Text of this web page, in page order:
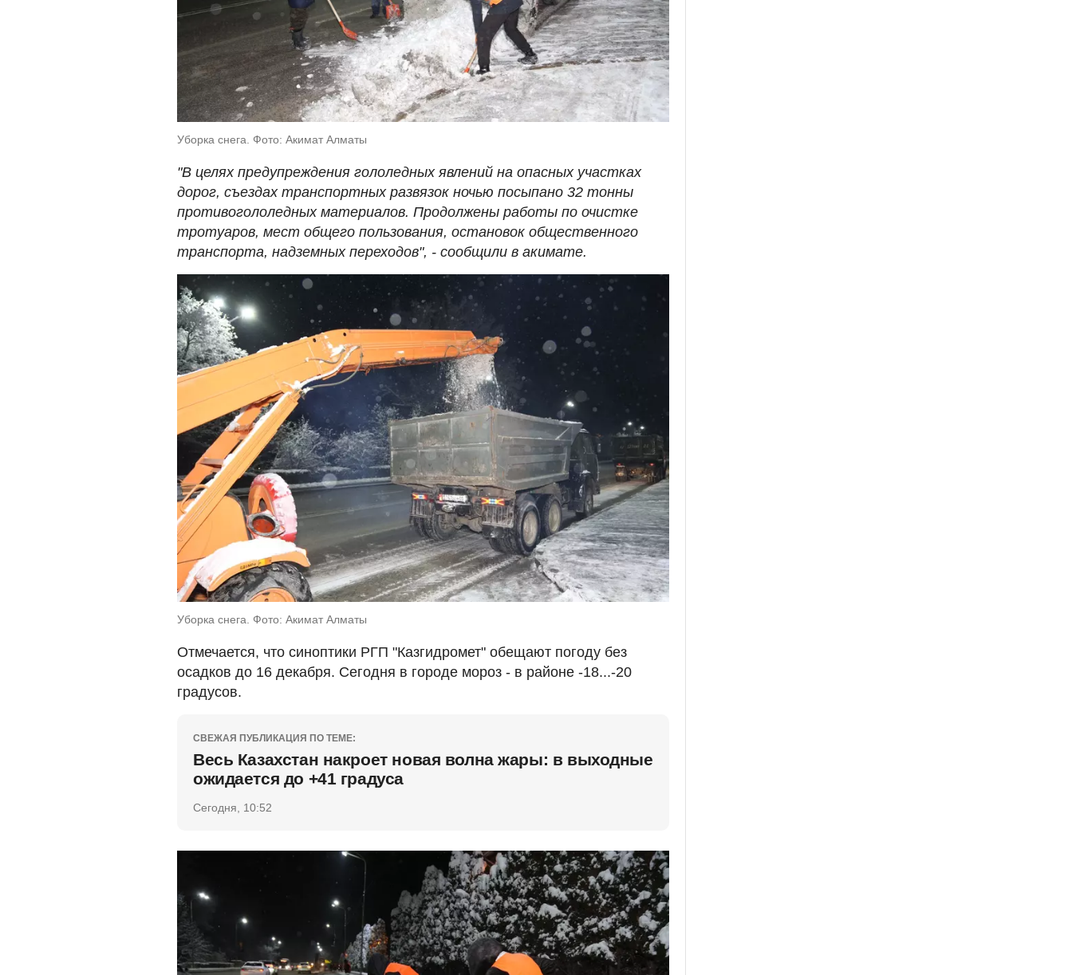
Уборка снега. Фото: Акимат Алматы
"В целях предупреждения гололедных явлений на опасных участках
дорог, съездах транспортных развязок ночью посыпано 32 тонны
противогололедных материалов. Продолжены работы по очистке
тротуаров, мест общего пользования, остановок общественного
транспорта, надземных переходов", - сообщили в акимате.
Уборка снега. Фото: Акимат Алматы
Отмечается, что синоптики РГП "Казгидромет" обещают погоду без
осадков до 16 декабря. Сегодня в городе мороз - в районе -18...-20
градусов.
СВЕЖАЯ ПУБЛИКАЦИЯ ПО ТЕМЕ:
Весь Казахстан накроет новая волна жары: в выходные
ожидается до +41 градуса
Сегодня, 10:52